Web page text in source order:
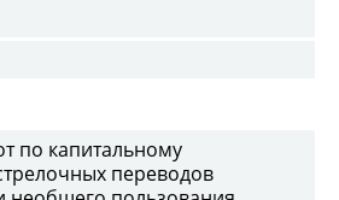
по капитальному
переводов